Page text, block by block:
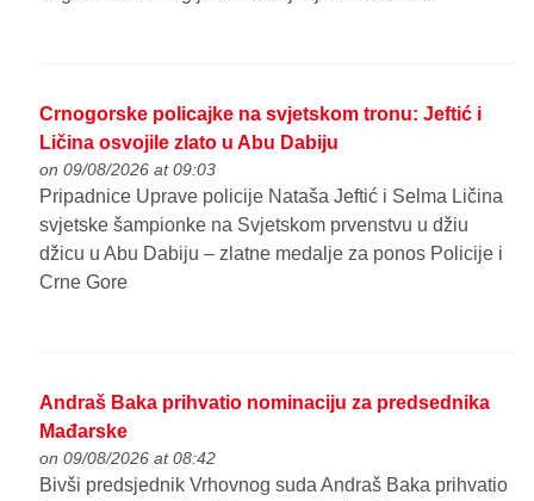
Crnogorske policajke na svjetskom tronu: Jeftić i
Ličina osvojile zlato u Abu Dabiju
on 09/08/2026 at 09:03
Pripadnice Uprave policije Nataša Jeftić i Selma Ličina
svjetske šampionke na Svjetskom prvenstvu u džiu
džicu u Abu Dabiju – zlatne medalje za ponos Policije i
Crne Gore
Andraš Baka prihvatio nominaciju za predsednika
Mađarske
on 09/08/2026 at 08:42
Bivši predsjednik Vrhovnog suda Andraš Baka prihvatio